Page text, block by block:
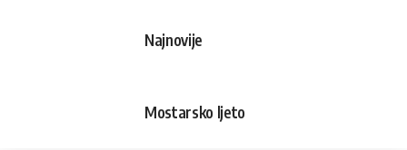
Najnovije
Mostarsko ljeto